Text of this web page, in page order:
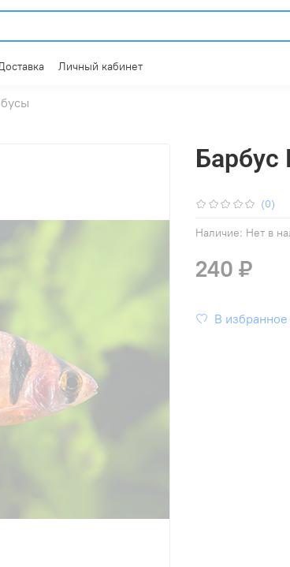
Личный кабинет
(0)
Наличие: Нет в
240 ₽
В избранное